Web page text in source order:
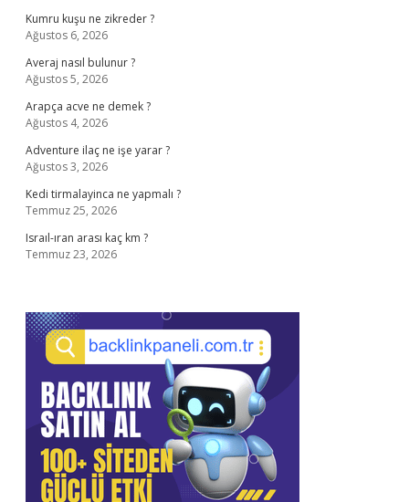
Kumru kuşu ne zikreder ?
Ağustos 6, 2026
Averaj nasıl bulunur ?
Ağustos 5, 2026
Arapça acve ne demek ?
Ağustos 4, 2026
Adventure ilaç ne işe yarar ?
Ağustos 3, 2026
Kedi tirmalayinca ne yapmalı ?
Temmuz 25, 2026
Israıl-ıran arası kaç km ?
Temmuz 23, 2026